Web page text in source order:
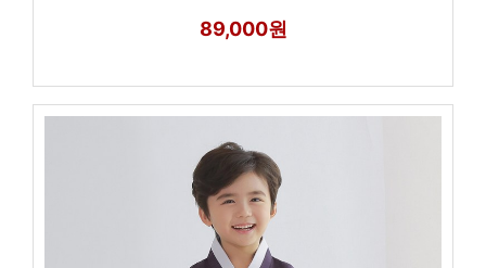
89,000원